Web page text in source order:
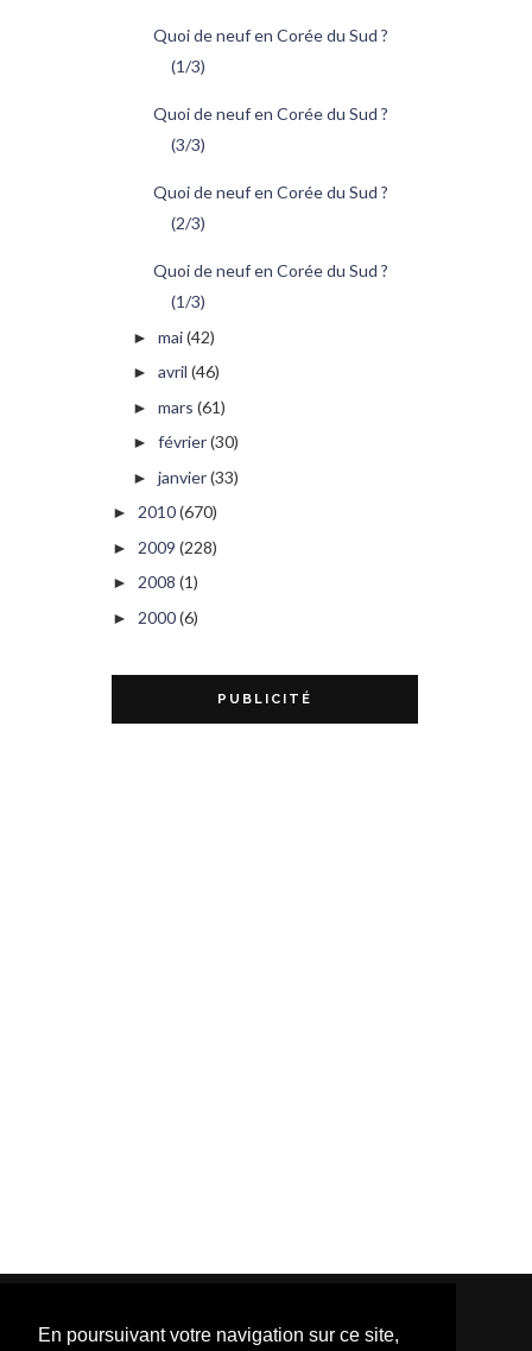
En poursuivant votre navigation sur ce site,
Quoi de neuf en Corée du Sud ?
(1/3)
Quoi de neuf en Corée du Sud ?
(3/3)
Quoi de neuf en Corée du Sud ?
(2/3)
Quoi de neuf en Corée du Sud ?
(1/3)
► mai(42)
► avril (46)
► mars (61)
► février(30)
► janvier(33)
► 2010(670)
► 2009 (228)
► 2008 (1)
► 2000(6)
PUBLICITÉ